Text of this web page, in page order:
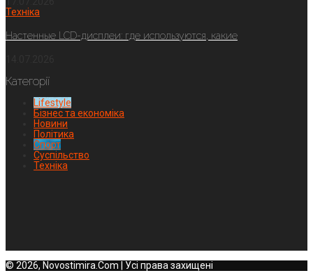
Техніка
Настенные LCD-дисплеи: где используются, какие
Категорії
Lifestyle
Бізнес та економіка
Новини
Політика
Спорт
Суспільство
Техніка
© 2026, Novostimira.Com | Усі права захищені